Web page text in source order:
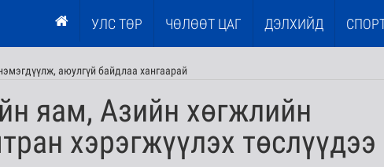
УЛС ТӨР ЧӨЛӨӨТ ЦАГ ДЭЛХИЙД
аюулгүй байдлаа хангаарай
яам, Азийн хөгжлийн
хэрэгжүүлэх төслүүдээ